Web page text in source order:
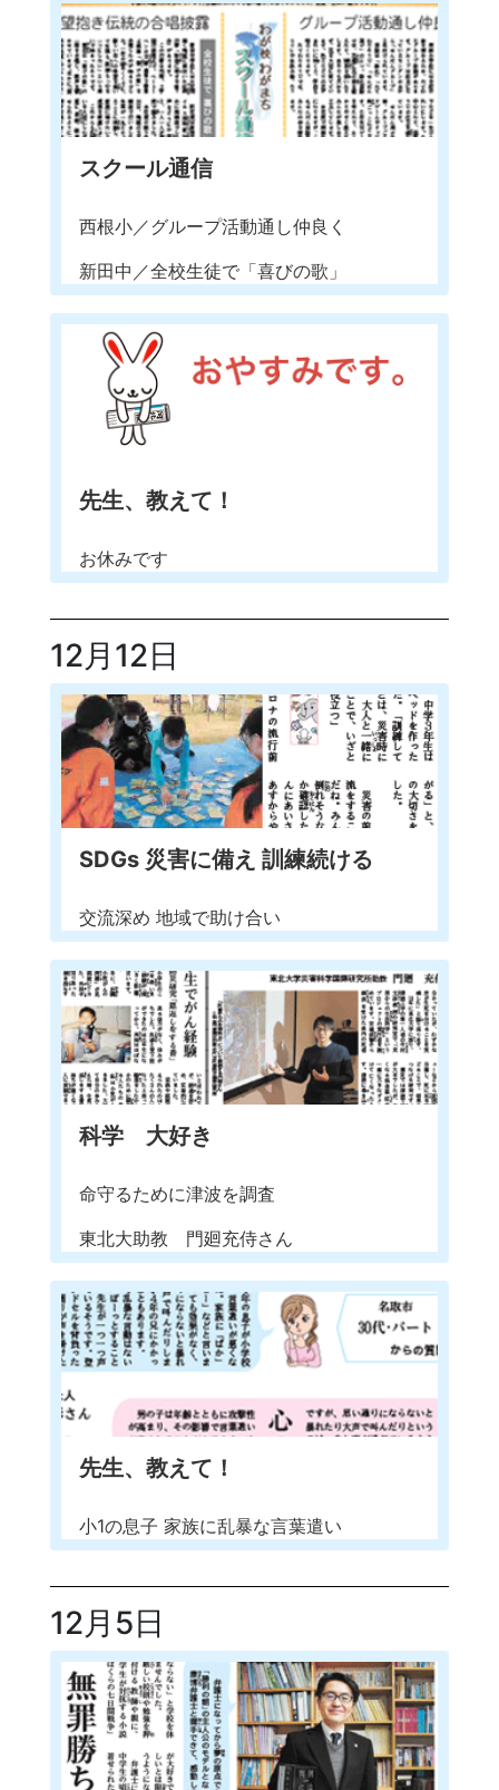
スクール通信
西根小／グループ活動通し仲良く
新田中／全校生徒で「喜びの歌」
先生、教えて！
お休みです
12月12日
SDGs 災害に備え 訓練続ける
交流深め 地域で助け合い
科学 大好き
命守るために津波を調査
東北大助教 門廻充侍さん
先生、教えて！
小1の息子 家族に乱暴な言葉遣い
12月5日